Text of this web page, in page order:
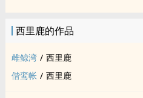
西里鹿的作品
雌鲸湾 / 西里鹿
偕鸾帐 / 西里鹿